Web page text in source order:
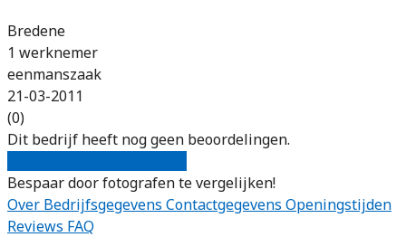
Bredene
1 werknemer
eenmanszaak
21-03-2011
(0)
Dit bedrijf heeft nog geen beoordelingen.
Bespaar door fotografen te vergelijken!
Over Bedrijfsgegevens Contactgegevens Openingstijden
Reviews FAQ